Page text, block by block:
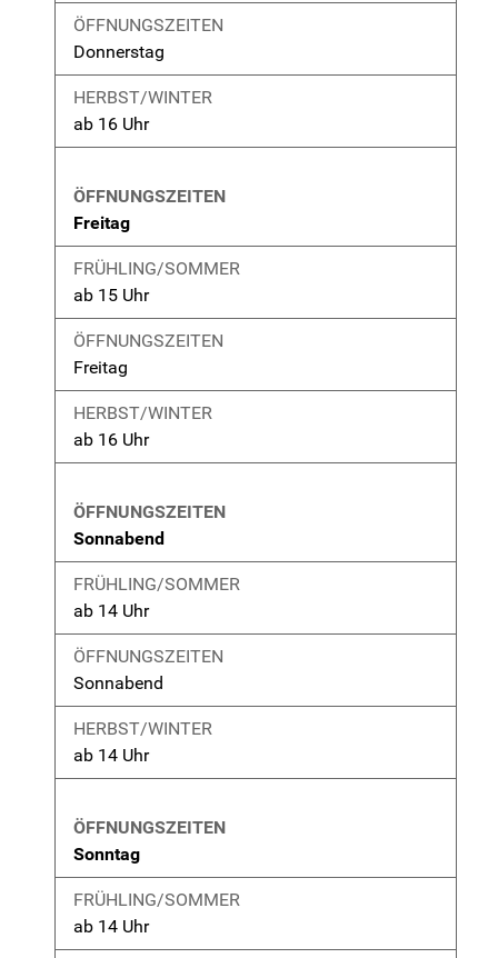
Donnerstag
ab 16 Uhr
Freitag
ab 15 Uhr
Freitag
ab 16 Uhr
Sonnabend
ab 14 Uhr
Sonnabend
ab 14 Uhr
Sonntag
ab 14 Uhr